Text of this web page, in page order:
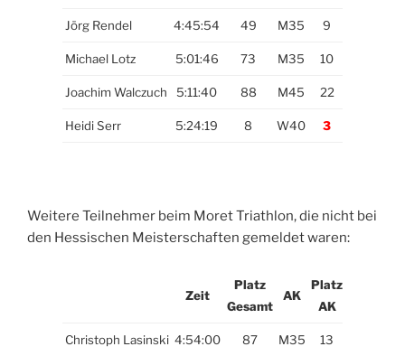
Jörg Rendel 4:45:54 49 M35 9
Michael Lotz 5:01:46 73 M35 10
Joachim Walczuch 5:11:40 88 M45 22
Heidi Serr 5:24:19 8 W40 3
Weitere Teilnehmer beim Moret Triathlon, die nicht bei
den Hessischen Meisterschaften gemeldet waren:
Zeit
Platz
Gesamt
AK
Platz
AK
Christoph Lasinski 4:54:00 87 M35 13